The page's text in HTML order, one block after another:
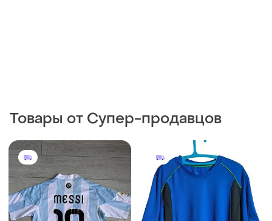
Товары от Супер-продавцов